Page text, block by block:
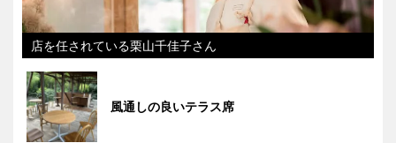
店を任されている栗山千佳子さん
風通しの良いテラス席